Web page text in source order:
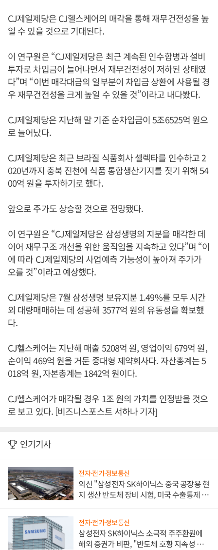
CJ제일제당은 CJ헬스케어의 매각을 통해 재무건전성을 높
일 수 있을 것으로 기대된다.
이 연구원은 “CJ제일제당은 최근 계속된 인수합병과 설비
투자로 차입금이 늘어나면서 재무건전성이 저하된 상태였
다”며 “이번 매각대금의 일부분이 차입금 상환에 사용될 경
우 재무건전성을 크게 높일 수 있을 것”이라고 내다봤다.
CJ제일제당은 지난해 말 기준 순차입금이 5조6525억 원으
로 늘어났다.
CJ제일제당은 최근 브라질 식품회사 셀렉타를 인수하고 2
020년까지 충북 진천에 식품 통합생산기지를 짓기 위해 54
00억 원을 투자하기로 했다.
앞으로 주가도 상승할 것으로 전망됐다.
이 연구원은 “CJ제일제당은 삼성생명의 지분을 매각한 데
이어 재무구조 개선을 위한 움직임을 지속하고 있다”며 “이
에 따라 CJ제일제당의 사업예측 가능성이 높아져 주가가
오를 것”이라고 예상했다.
CJ제일제당은 7월 삼성생명 보유지분 1.49%를 모두 시간
외 대량매매하는 데 성공해 3577억 원의 유동성을 확보했
다.
CJ헬스케어는 지난해 매출 5208억 원, 영업이익 679억 원,
순이익 469억 원을 거둔 중대형 제약회사다. 자산총계는 5
018억 원, 자본총계는 1842억 원이다.
CJ헬스케어가 매각될 경우 1조 원의 가치를 인정받을 것으
로 보고 있다. [비즈니스포스트 서하나 기자]
인기기사
전자·전기·정보통신
외신 "삼성전자 SK하이닉스 중국 공장용 현
지 생산 반도체 장비 시험, 미국 수출통제 대
전자·전기·정보통신
삼성전자 SK하이닉스 소극적 주주환원에
해외 증권가 비판, "반도체 호황 지속성 의